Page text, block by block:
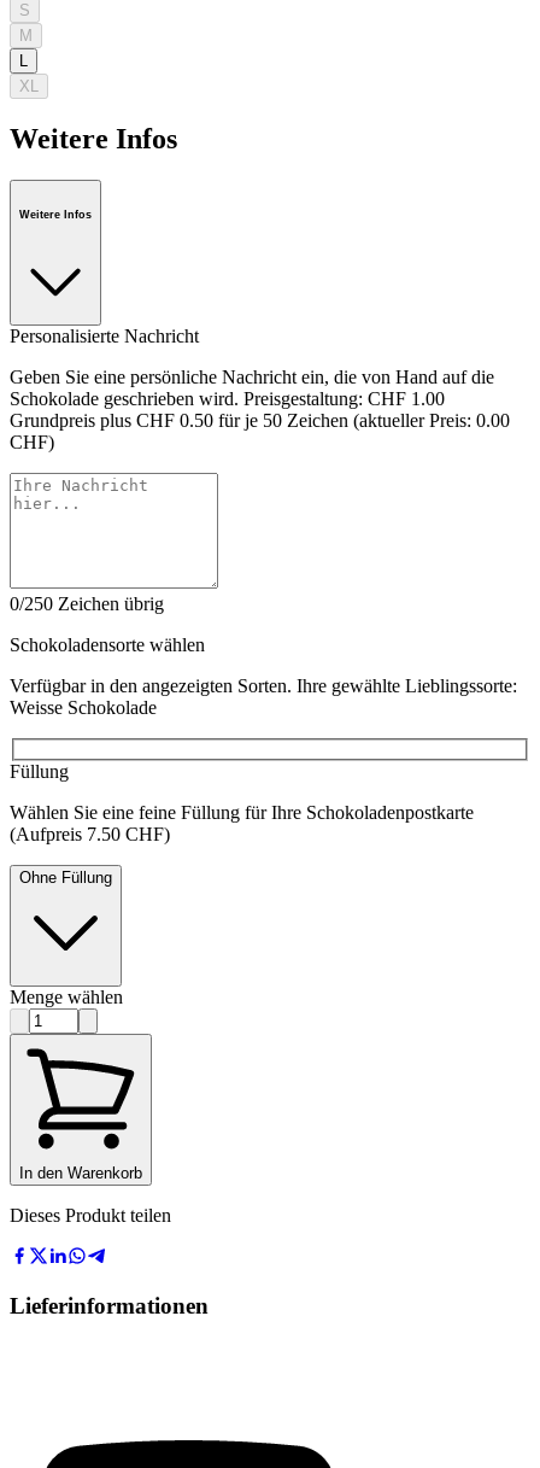
S
M
L
XL
Weitere Infos
Weitere Infos
Personalisierte Nachricht
Geben Sie eine persönliche Nachricht ein, die von Hand auf die
Schokolade geschrieben wird. Preisgestaltung: CHF 1.00
Grundpreis plus CHF 0.50 für je 50 Zeichen (aktueller Preis: 0.00
CHF)
0/250 Zeichen übrig
Schokoladensorte wählen
Verfügbar in den angezeigten Sorten. Ihre gewählte Lieblingssorte:
Weisse Schokolade
Füllung
Wählen Sie eine feine Füllung für Ihre Schokoladenpostkarte
(Aufpreis 7.50 CHF)
Ohne Füllung
Menge wählen
In den Warenkorb
Dieses Produkt teilen
Lieferinformationen